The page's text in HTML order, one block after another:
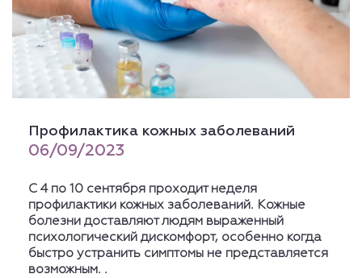
Профилактика кожных заболеваний
06/09/2023
С 4 по 10 сентября проходит неделя
профилактики кожных заболеваний. Кожные
болезни доставляют людям выраженный
психологический дискомфорт, особенно когда
быстро устранить симптомы не представляется
возможным. .